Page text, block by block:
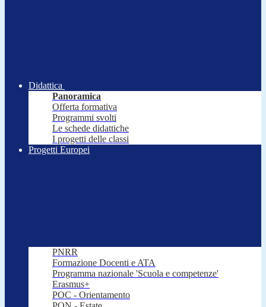
Didattica
Panoramica
Offerta formativa
Programmi svolti
Le schede didattiche
I progetti delle classi
Progetti Europei
PNRR
Formazione Docenti e ATA
Programma nazionale 'Scuola e competenze'
Erasmus+
POC - Orientamento